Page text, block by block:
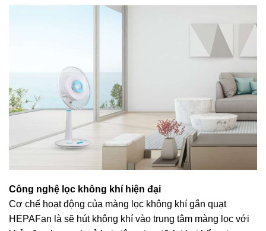
Công nghệ lọc không khí hiện đại
Cơ chế hoạt động của màng lọc không khí gắn quạt
HEPAFan là sẽ hút không khí vào trung tâm màng lọc với